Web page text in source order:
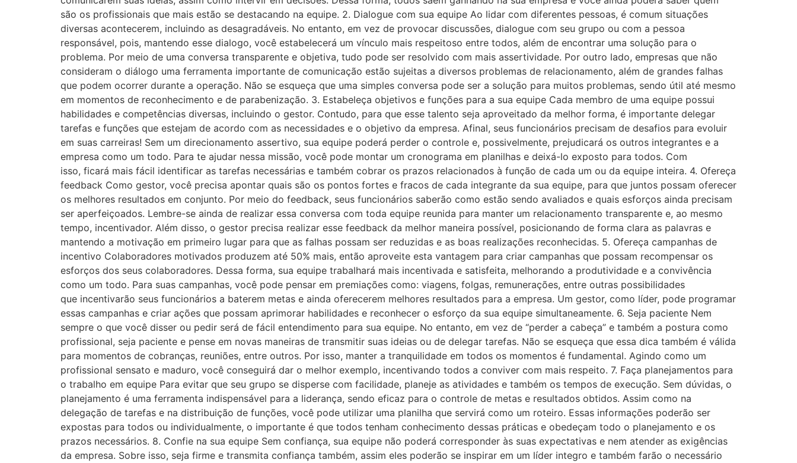
são os profissionais que mais estão se destacando na equipe. 2. Dialogue com sua equipe Ao lidar com diferentes pessoas, é comum situações
diversas acontecerem, incluindo as desagradáveis. No entanto, em vez de provocar discussões, dialogue com seu grupo ou com a pessoa
responsável, pois, mantendo esse dialogo, você estabelecerá um vínculo mais respeitoso entre todos, além de encontrar uma solução para o
problema. Por meio de uma conversa transparente e objetiva, tudo pode ser resolvido com mais assertividade. Por outro lado, empresas que não
consideram o diálogo uma ferramenta importante de comunicação estão sujeitas a diversos problemas de relacionamento, além de grandes falhas
que podem ocorrer durante a operação. Não se esqueça que uma simples conversa pode ser a solução para muitos problemas, sendo útil até mesmo
em momentos de reconhecimento e de parabenização. 3. Estabeleça objetivos e funções para a sua equipe Cada membro de uma equipe possui
habilidades e competências diversas, incluindo o gestor. Contudo, para que esse talento seja aproveitado da melhor forma, é importante delegar
tarefas e funções que estejam de acordo com as necessidades e o objetivo da empresa. Afinal, seus funcionários precisam de desafios para evoluir
em suas carreiras! Sem um direcionamento assertivo, sua equipe poderá perder o controle e, possivelmente, prejudicará os outros integrantes e a
empresa como um todo. Para te ajudar nessa missão, você pode montar um cronograma em planilhas e deixá-lo exposto para todos. Com
isso, ficará mais fácil identificar as tarefas necessárias e também cobrar os prazos relacionados à função de cada um ou da equipe inteira. 4. Ofereça
feedback Como gestor, você precisa apontar quais são os pontos fortes e fracos de cada integrante da sua equipe, para que juntos possam oferecer
os melhores resultados em conjunto. Por meio do feedback, seus funcionários saberão como estão sendo avaliados e quais esforços ainda precisam
ser aperfeiçoados. Lembre-se ainda de realizar essa conversa com toda equipe reunida para manter um relacionamento transparente e, ao mesmo
tempo, incentivador. Além disso, o gestor precisa realizar esse feedback da melhor maneira possível, posicionando de forma clara as palavras e
mantendo a motivação em primeiro lugar para que as falhas possam ser reduzidas e as boas realizações reconhecidas. 5. Ofereça campanhas de
incentivo Colaboradores motivados produzem até 50% mais, então aproveite esta vantagem para criar campanhas que possam recompensar os
esforços dos seus colaboradores. Dessa forma, sua equipe trabalhará mais incentivada e satisfeita, melhorando a produtividade e a convivência
como um todo. Para suas campanhas, você pode pensar em premiações como: viagens, folgas, remunerações, entre outras possibilidades
que incentivarão seus funcionários a baterem metas e ainda oferecerem melhores resultados para a empresa. Um gestor, como líder, pode programar
essas campanhas e criar ações que possam aprimorar habilidades e reconhecer o esforço da sua equipe simultaneamente. 6. Seja paciente Nem
sempre o que você disser ou pedir será de fácil entendimento para sua equipe. No entanto, em vez de “perder a cabeça” e também a postura como
profissional, seja paciente e pense em novas maneiras de transmitir suas ideias ou de delegar tarefas. Não se esqueça que essa dica também é válida
para momentos de cobranças, reuniões, entre outros. Por isso, manter a tranquilidade em todos os momentos é fundamental. Agindo como um
profissional sensato e maduro, você conseguirá dar o melhor exemplo, incentivando todos a conviver com mais respeito. 7. Faça planejamentos para
o trabalho em equipe Para evitar que seu grupo se disperse com facilidade, planeje as atividades e também os tempos de execução. Sem dúvidas, o
planejamento é uma ferramenta indispensável para a liderança, sendo eficaz para o controle de metas e resultados obtidos. Assim como na
delegação de tarefas e na distribuição de funções, você pode utilizar uma planilha que servirá como um roteiro. Essas informações poderão ser
expostas para todos ou individualmente, o importante é que todos tenham conhecimento dessas práticas e obedeçam todo o planejamento e os
prazos necessários. 8. Confie na sua equipe Sem confiança, sua equipe não poderá corresponder às suas expectativas e nem atender as exigências
da empresa. Sobre isso, seja firme e transmita confiança também, assim eles poderão se inspirar em um líder integro e também farão o necessário